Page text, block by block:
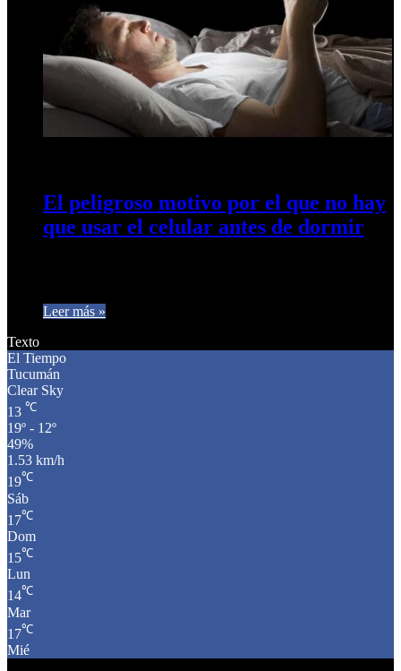
El peligroso motivo por el que no hay
que usar el celular antes de dormir
Leer más »
Texto
El Tiempo
Tucumán
Clear Sky
13 ℃
19º - 12º
49%
1.53 km/h
19℃
Sáb
17℃
Dom
15℃
Lun
14℃
Mar
17℃
Mié